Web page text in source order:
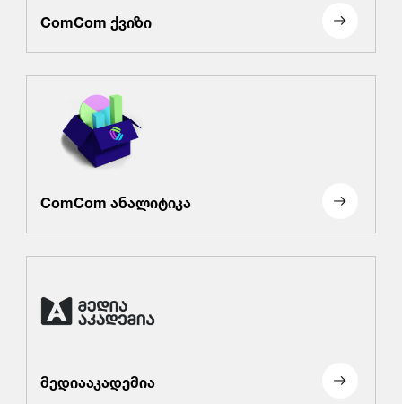
ComCom ქვიზი
ComCom ანალიტიკა
მედიააკადემია